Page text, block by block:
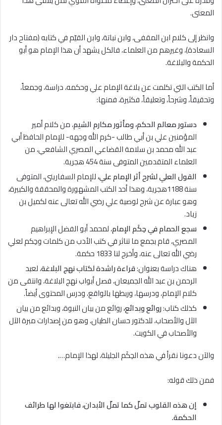
المعنى.
وانظر إلى كلام ابن المقفى، وابن نباتة، وابن القيّم في كتابه (مفتاح دار
السعادة)، وغيرهم من العلماء، فالكل يشهد أن هذا الإمام هو أبو
الحكمة والبلاغة.
أما الكتب التي تكلمت عن بلاغة الإمام علي وحكمه، دراسة، وجمعاً،
وتحقيقاً، وشرحاً، وتعليقاً، فكثيرة، فمنها:
دستور معالم الحكم، ومأثور مكارم الشيم، من كلام أمير
المؤمنين علي بن أبي طالب -كرم الله وجهه- للإمام الحافظ أبي
عبد الله محمد بن سلامة القضاعي المصري الشافعي، من
العلماء المتقدمين المتوفى سنة 454 هجرية.
القول العلي لشرح أثر الإمامعلي،للإمام السفاريني، المتوفى
سنة 1188هجرية، وهذا أحد الكتب المشهورة والمحققة والكبيرة
،
وهو عبارة عن شرح لوصية علي رضي الله تعالى عنه لكميل بن
زياد.
سجع الحمام في حِكَم الإمام، لمحمد أبو الفضل الإبراهيم
المصري، قام بجمع ما تناثر في كتب الأدب من كلمات وحِكم لعلي
رضي الله تعالى عنه، وأخرج لنا 1833 حكمة.
هناك دراسة بعنوان:قراءة راشدة لكتاب نهج البلاغة، لعبد
الرحمن بن عبد الله الجميعان، فصل أبواب نهج البلاغة، وانتقى من
كلام الإمام، ودرسها، وربطها بالواقع، ودرس المحتوى أيضاً.
كذلك كتاب:روائع وبدائع،روائع من بيان النبوة، وبدائع من بيان
الآل والأصحاب، للدكتور حسان الطيان، وهو من إصدارات مبرة الآل
والأصحاب في الكويت.
والآن دعونا نقرأ في هذه الحِكَم الجليلة، لهذا الإمام….
فمن ذلك قوله:
إن هذه القلوب تملّ كما تملّ الأبدان، فابتغوا لها طرائف
الحكمة.